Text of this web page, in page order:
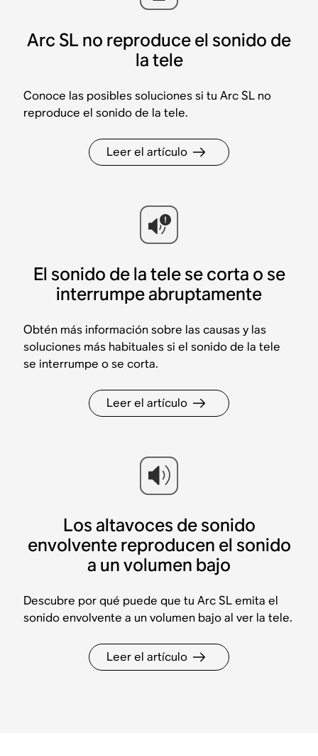
Arc SL no reproduce el sonido de
la tele
Conoce las posibles soluciones si tu Arc SL no
reproduce el sonido de la tele.
Leer el artículo
El sonido de la tele se corta o se
interrumpe abruptamente
Obtén más información sobre las causas y las
soluciones más habituales si el sonido de la tele
se interrumpe o se corta.
Leer el artículo
Los altavoces de sonido
envolvente reproducen el sonido
a un volumen bajo
Descubre por qué puede que tu Arc SL emita el
sonido envolvente a un volumen bajo al ver la tele.
Leer el artículo